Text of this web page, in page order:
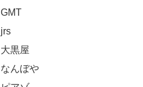
GMT
jrs
大黒屋
なんぼや